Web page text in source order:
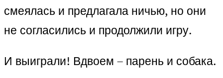
смеялась и предлагала ничью, но они
не согласились и продолжили игру.
И выиграли! Вдвоем – парень и собака.